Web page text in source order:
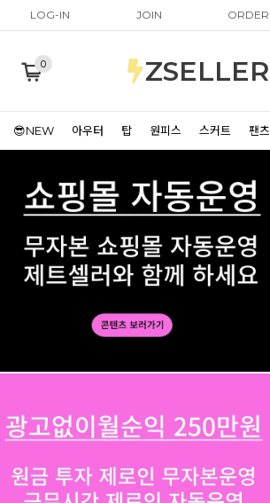
LOG-IN JOIN ORDER
0 ZSELLER
😎NEW 아우터 탑 원피스 스커트 팬츠